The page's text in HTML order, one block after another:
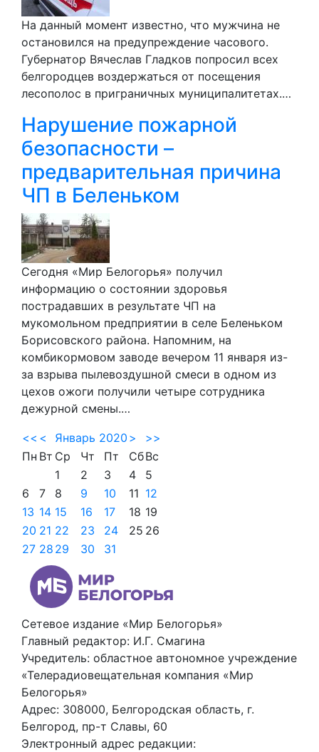
На данный момент известно, что мужчина не
остановился на предупреждение часового.
Губернатор Вячеслав Гладков попросил всех
белгородцев воздержаться от посещения
лесополос в приграничных муниципалитетах.…
Нарушение пожарной
безопасности –
предварительная причина
ЧП в Беленьком
Сегодня «Мир Белогорья» получил
информацию о состоянии здоровья
пострадавших в результате ЧП на
мукомольном предприятии в селе Беленьком
Борисовского района. Напомним, на
комбикормовом заводе вечером 11 января из-
за взрыва пылевоздушной смеси в одном из
цехов ожоги получили четыре сотрудника
дежурной смены.…
<< < Январь 2020 >
>>
Пн Вт Ср Чт Пт СбВс
1
2 3 4
5
6
7 8 9 10 11 12
13 14 15 16 17 18 19
20 21 22 23 24 25 26
27 28 29 30 31
Сетевое издание «Мир Белогорья»
Главный редактор: И.Г. Смагина
Учредитель: областное автономное учреждение
«Телерадиовещательная компания «Мир
Белогорья»
Адрес: 308000, Белгородская область, г.
Белгород, пр-т Славы, 60
Электронный адрес редакции: